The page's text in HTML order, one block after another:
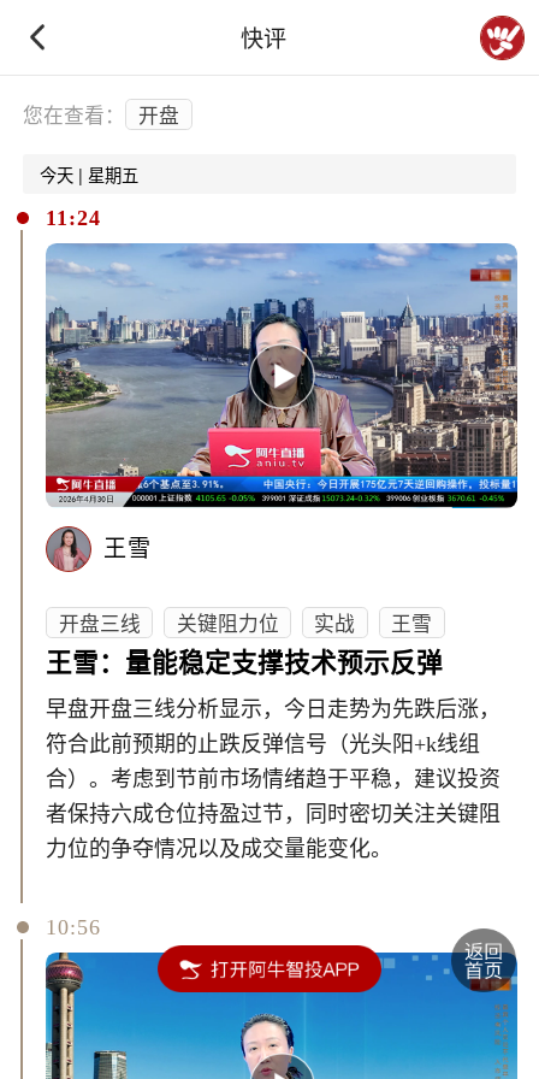
快评
下拉刷新
您在查看： 开盘
今天 | 星期五
11:24
王雪
开盘三线 关键阻力位 实战
王雪
王雪：量能稳定支撑技术预示反弹
早盘开盘三线分析显示，今日走势为先跌后涨，
符合此前预期的止跌反弹信号（光头阳+k线组
合）。考虑到节前市场情绪趋于平稳，建议投资
者保持六成仓位持盈过节，同时密切关注关键阻
力位的争夺情况以及成交量能变化。
10:56